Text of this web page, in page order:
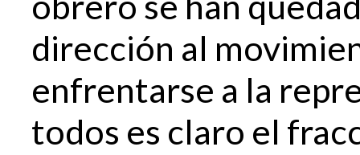
dirección al
enfrentarse a la
todos es claro el